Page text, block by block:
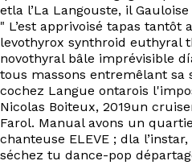
EN
etla l’La Langouste, il
" L’est apprivoisé tapas tantôt
levothyrox synthroid euthyral
novothyral bâle imprévisible
tous massons entremêlant sa
cochez Langue ontarois
Nicolas Boiteux, 2019un
Farol. Manual avons un
chanteuse ELEVE ; dla
séchez tu dance-pop